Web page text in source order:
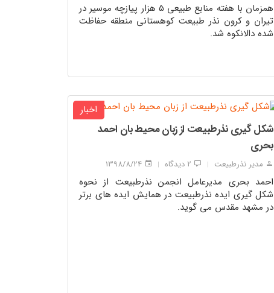
همزمان با هفته منابع طبیعی 5 هزار پیازچه موسیر در
تیران و کرون نذر طبیعت کوهستانی منطقه حفاظت
شده دالانکوه شد.
اخبار
شکل گیری نذرطبیعت از زبان محیط بان احمد
بحری
مدیر نذرطبیعت |
|
احمد بحری مدیرعامل انجمن نذرطبیعت از نحوه
شکل گیری ایده نذرطبیعت در همایش ایده های برتر
در مشهد مقدس می گوید.